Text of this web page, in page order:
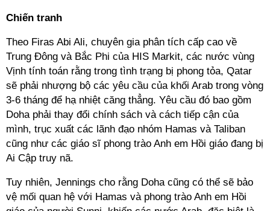
Chiến tranh
Theo Firas Abi Ali, chuyên gia phân tích cấp cao về
Trung Đông và Bắc Phi của HIS Markit, các nước vùng
Vịnh tính toán rằng trong tình trạng bị phong tỏa, Qatar
sẽ phải nhượng bộ các yêu cầu của khối Arab trong vòng
3-6 tháng để hạ nhiệt căng thẳng. Yêu cầu đó bao gồm
Doha phải thay đổi chính sách và cách tiếp cận của
mình, trục xuất các lãnh đạo nhóm Hamas và Taliban
cũng như các giáo sĩ phong trào Anh em Hồi giáo đang bị
Ai Cập truy nã.
Tuy nhiên, Jennings cho rằng Doha cũng có thể sẽ bảo
vệ mối quan hệ với Hamas và phong trào Anh em Hồi